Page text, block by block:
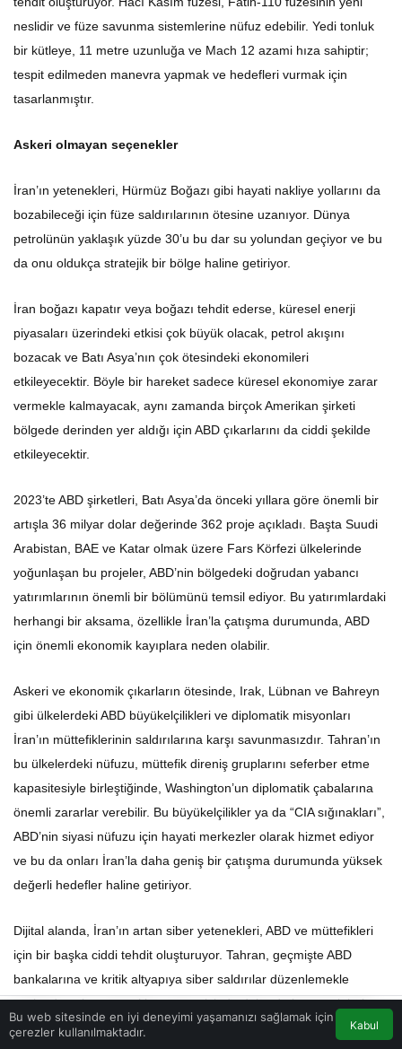
neslidir ve füze savunma sistemlerine nüfuz edebilir. Yedi tonluk
bir kütleye, 11 metre uzunluğa ve Mach 12 azami hıza sahiptir;
tespit edilmeden manevra yapmak ve hedefleri vurmak için
tasarlanmıştır.
Askeri olmayan seçenekler
İran’ın yetenekleri, Hürmüz Boğazı gibi hayati nakliye yollarını da
bozabileceği için füze saldırılarının ötesine uzanıyor. Dünya
petrolünün yaklaşık yüzde 30’u bu dar su yolundan geçiyor ve bu
da onu oldukça stratejik bir bölge haline getiriyor.
İran boğazı kapatır veya boğazı tehdit ederse, küresel enerji
piyasaları üzerindeki etkisi çok büyük olacak, petrol akışını
bozacak ve Batı Asya’nın çok ötesindeki ekonomileri
etkileyecektir. Böyle bir hareket sadece küresel ekonomiye zarar
vermekle kalmayacak, aynı zamanda birçok Amerikan şirketi
bölgede derinden yer aldığı için ABD çıkarlarını da ciddi şekilde
etkileyecektir.
2023’te ABD şirketleri, Batı Asya’da önceki yıllara göre önemli bir
artışla 36 milyar dolar değerinde 362 proje açıkladı. Başta Suudi
Arabistan, BAE ve Katar olmak üzere Fars Körfezi ülkelerinde
yoğunlaşan bu projeler, ABD’nin bölgedeki doğrudan yabancı
yatırımlarının önemli bir bölümünü temsil ediyor. Bu yatırımlardaki
herhangi bir aksama, özellikle İran’la çatışma durumunda, ABD
için önemli ekonomik kayıplara neden olabilir.
Askeri ve ekonomik çıkarların ötesinde, Irak, Lübnan ve Bahreyn
gibi ülkelerdeki ABD büyükelçilikleri ve diplomatik misyonları
İran’ın müttefiklerinin saldırılarına karşı savunmasızdır. Tahran’ın
bu ülkelerdeki nüfuzu, müttefik direniş gruplarını seferber etme
kapasitesiyle birleştiğinde, Washington’un diplomatik çabalarına
önemli zararlar verebilir. Bu büyükelçilikler ya da “CIA sığınakları”,
ABD’nin siyasi nüfuzu için hayati merkezler olarak hizmet ediyor
ve bu da onları İran’la daha geniş bir çatışma durumunda yüksek
değerli hedefler haline getiriyor.
Dijital alanda, İran’ın artan siber yetenekleri, ABD ve müttefikleri
için bir başka ciddi tehdit oluşturuyor. Tahran, geçmişte ABD
bankalarına ve kritik altyapıya siber saldırılar düzenlemekle
suçlandı ve bu yetenekler zaman içinde daha da karmaşık hale
geldi. Siber saldırılar hayati hizmetleri kesintiye uğratabilir, hassas
verileri çalabilir ve önemli ekonomik hasara neden olabilir, bu da
Bu web sitesinde en iyi deneyimi yaşamanızı sağlamak için
çerezler kullanılmaktadır.
Kabul
Anasayfa Akış Trafik